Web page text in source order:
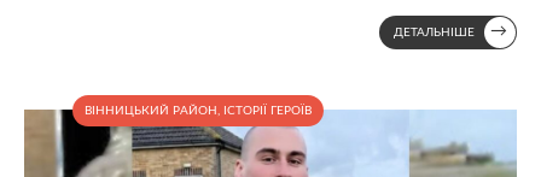
ДЕТАЛЬНІШЕ →
ВІННИЦЬКИЙ РАЙОН ІСТОРІЇ ГЕРОЇВ